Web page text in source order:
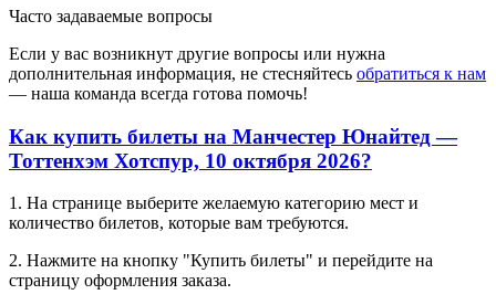
Часто задаваемые вопросы
Если у вас возникнут другие вопросы или нужна
дополнительная информация, не стесняйтесь обратиться к нам
— наша команда всегда готова помочь!
Как купить билеты на Манчестер Юнайтед —
Тоттенхэм Хотспур, 10 октября 2026?
1. На странице выберите желаемую категорию мест и
количество билетов, которые вам требуются.
2. Нажмите на кнопку "Купить билеты" и перейдите на
страницу оформления заказа.